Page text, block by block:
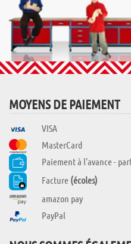
MOYENS DE PAIEMENT
VISA
MasterCard
Paiement à l'avance -
Facture (écoles)
amazon pay
PayPal